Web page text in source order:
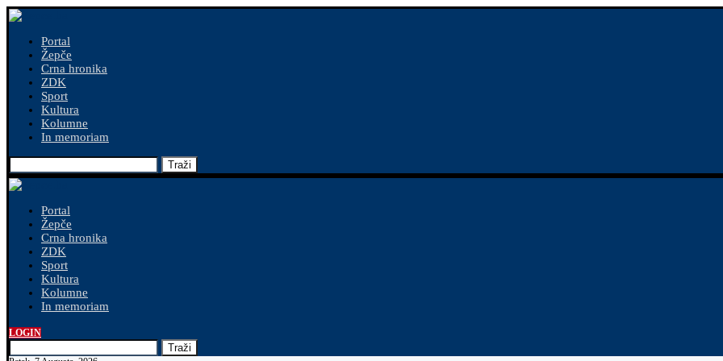
Portal
Žepče
Crna hronika
ZDK
Sport
Kultura
Kolumne
In memoriam
Traži
Portal
Žepče
Crna hronika
ZDK
Sport
Kultura
Kolumne
In memoriam
LOGIN
Traži